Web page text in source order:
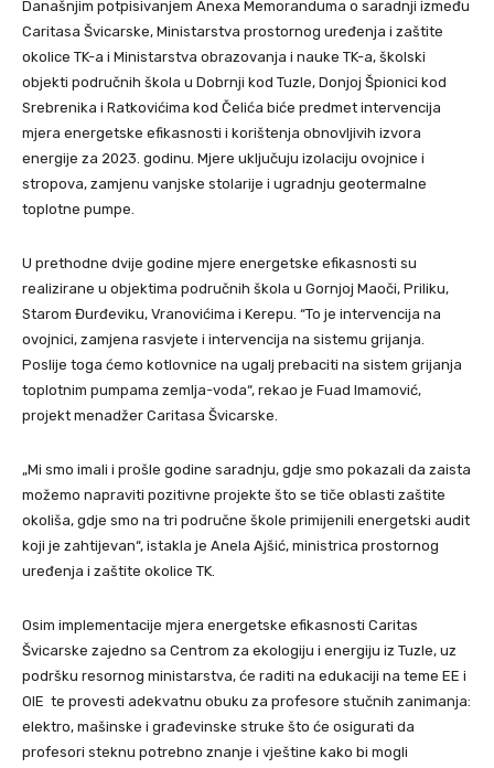
Današnjim potpisivanjem Anexa Memoranduma o saradnji između
Caritasa Švicarske, Ministarstva prostornog uređenja i zaštite
okolice TK-a i Ministarstva obrazovanja i nauke TK-a, školski
objekti područnih škola u Dobrnji kod Tuzle, Donjoj Špionici kod
Srebrenika i Ratkovićima kod Čelića biće predmet intervencija
mjera energetske efikasnosti i korištenja obnovljivih izvora
energije za 2023. godinu. Mjere uključuju izolaciju ovojnice i
stropova, zamjenu vanjske stolarije i ugradnju geotermalne
toplotne pumpe.
U prethodne dvije godine mjere energetske efikasnosti su
realizirane u objektima područnih škola u Gornjoj Maoči, Priliku,
Starom Đurđeviku, Vranovićima i Kerepu. “To je intervencija na
ovojnici, zamjena rasvjete i intervencija na sistemu grijanja.
Poslije toga ćemo kotlovnice na ugalj prebaciti na sistem grijanja
toplotnim pumpama zemlja-voda“, rekao je Fuad Imamović,
projekt menadžer Caritasa Švicarske.
„Mi smo imali i prošle godine saradnju, gdje smo pokazali da zaista
možemo napraviti pozitivne projekte što se tiče oblasti zaštite
okoliša, gdje smo na tri područne škole primijenili energetski audit
koji je zahtijevan“, istakla je Anela Ajšić, ministrica prostornog
uređenja i zaštite okolice TK.
Osim implementacije mjera energetske efikasnosti Caritas
Švicarske zajedno sa Centrom za ekologiju i energiju iz Tuzle, uz
podršku resornog ministarstva, će raditi na edukaciji na teme EE i
OIE te provesti adekvatnu obuku za profesore stučnih zanimanja:
elektro, mašinske i građevinske struke što će osigurati da
profesori steknu potrebno znanje i vještine kako bi mogli